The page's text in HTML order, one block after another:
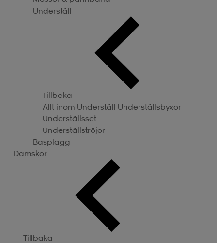
Underställ
Tillbaka
Allt inom Underställ Underställsbyxor
Underställsset
Underställströjor
Basplagg
Damskor
Tillbaka